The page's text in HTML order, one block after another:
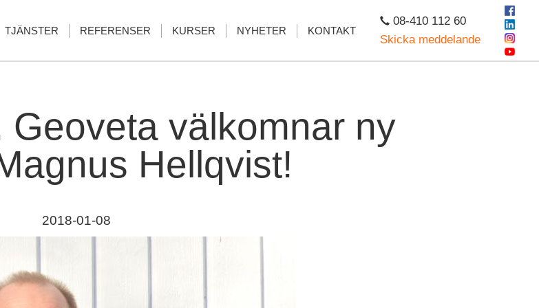
08-410 112 60
Skicka meddelande
TJÄNSTER REFERENSER KURSER NYHETER KONTAKT
Geoveta välkomnar ny
Hellqvist!
2018-01-08